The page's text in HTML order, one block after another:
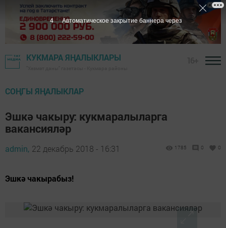
КУКМАРА ЯҢАЛЫКЛАРЫ
СОҢГЫ ЯҢАЛЫКЛАР
Эшкә чакыру: кукмаралыларга
вакансияләр
admin, 22 декабрь 2018 - 16:31 1785 0 0
Эшкә чакырабыз!
3 Автоматическое закрытие баннера через